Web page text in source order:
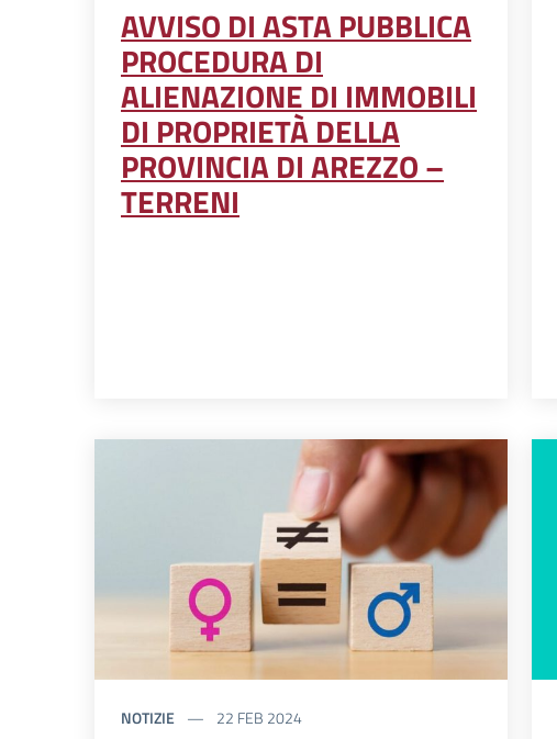
AVVISO DI ASTA PUBBLICA
PROCEDURA DI
ALIENAZIONE DI IMMOBILI
DI PROPRIETÀ DELLA
PROVINCIA DI AREZZO –
TERRENI
NOTIZIE 22 FEB 2024